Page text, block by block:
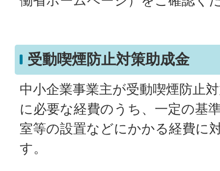
受動喫煙防止対策助成金
中小企業事業主が受動喫煙防止
に必要な経費のうち、一定の基
室等の設置などにかかる経費に
す。